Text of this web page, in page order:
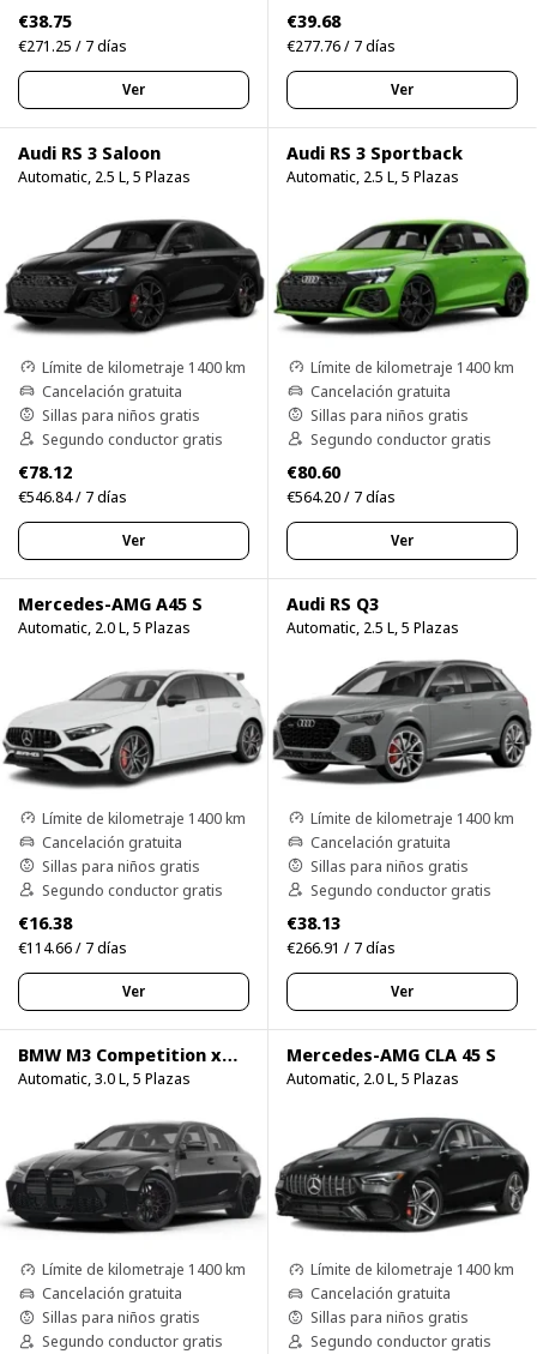
€38.75
€271.25 / 7 días
Ver
€39.68
€277.76 / 7 días
Ver
Audi RS 3 Saloon
Automatic, 2.5 L, 5 Plazas
Límite de kilometraje 1400 km
Cancelación gratuita
Sillas para niños gratis
Segundo conductor gratis
€78.12
€546.84 / 7 días
Ver
Audi RS 3 Sportback
Automatic, 2.5 L, 5 Plazas
Límite de kilometraje 1400 km
Cancelación gratuita
Sillas para niños gratis
Segundo conductor gratis
€80.60
€564.20 / 7 días
Ver
Mercedes-AMG A45 S
Automatic, 2.0 L, 5 Plazas
Límite de kilometraje 1400 km
Cancelación gratuita
Sillas para niños gratis
Segundo conductor gratis
€16.38
€114.66 / 7 días
Ver
Audi RS Q3
Automatic, 2.5 L, 5 Plazas
Límite de kilometraje 1400 km
Cancelación gratuita
Sillas para niños gratis
Segundo conductor gratis
€38.13
€266.91 / 7 días
Ver
BMW M3 Competition xDrive
Automatic, 3.0 L, 5 Plazas
Límite de kilometraje 1400 km
Cancelación gratuita
Sillas para niños gratis
Segundo conductor gratis
Mercedes-AMG CLA 45 S
Automatic, 2.0 L, 5 Plazas
Límite de kilometraje 1400 km
Cancelación gratuita
Sillas para niños gratis
Segundo conductor gratis